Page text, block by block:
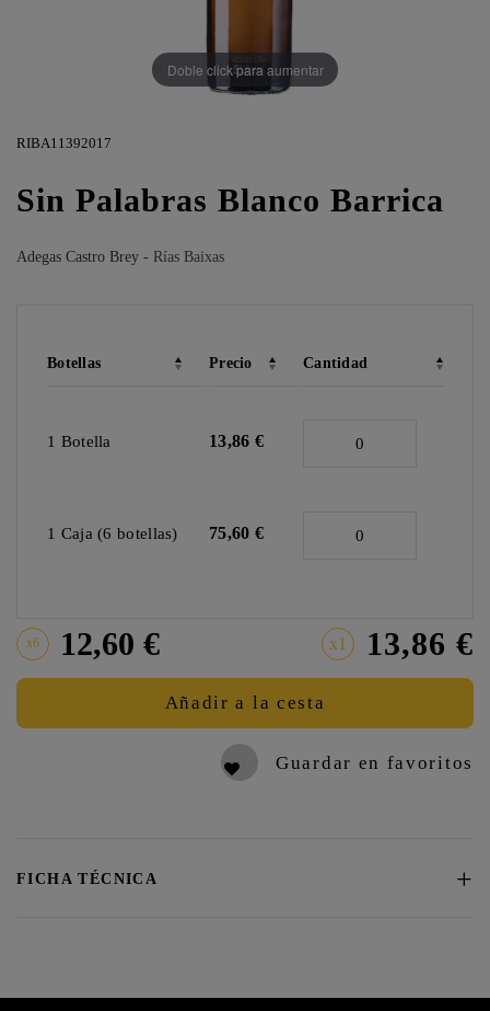
Doble click para aumentar
RIBA11392017
Sin Palabras Blanco Barrica
Adegas Castro Brey - Rías Baixas
Botellas Precio Cantidad
1 Botella 13,86 €
1 Caja (6 botellas) 75,60 €
x6 12,60 € x1 13,86 €
Añadir a la cesta
Guardar en favoritos
FICHA TÉCNICA +